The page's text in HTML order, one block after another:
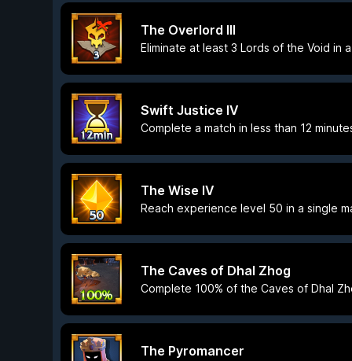
The Overlord III
Eliminate at least 3 Lords of the Void in
Swift Justice IV
Complete a match in less than 12
The Wise IV
Reach experience level 50 in a single
The Caves of Dhal Zhog
Complete 100% of the Caves of Dhal
The Pyromancer